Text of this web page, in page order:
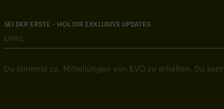
SEI DER ERSTE – HOL DIR EXKLUSIVE UPDATES
EMAIL
Du stimmst zu, Mitteilungen von EVO zu erhalten. Du